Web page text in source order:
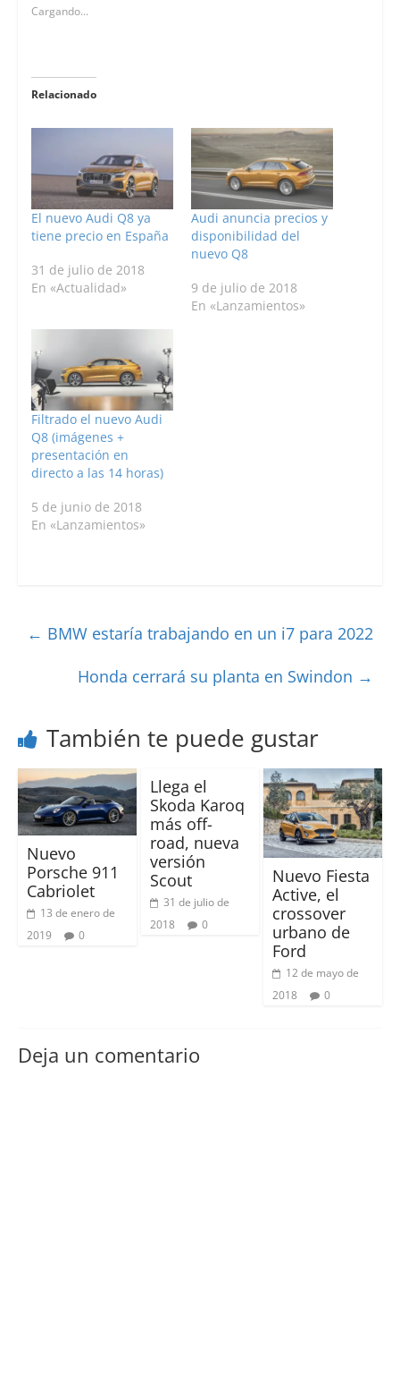
Cargando...
Relacionado
El nuevo Audi Q8 ya
tiene precio en España
31 de julio de 2018
En «Actualidad»
Audi anuncia precios y
disponibilidad del
nuevo Q8
9 de julio de 2018
En «Lanzamientos»
Filtrado el nuevo Audi
Q8 (imágenes +
presentación en
directo a las 14 horas)
5 de junio de 2018
En «Lanzamientos»
← BMW estaría trabajando en un i7 para 2022
Honda cerrará su planta en Swindon →
También te puede gustar
Nuevo
Porsche 911
Cabriolet
13 de enero de
2019
0
Llega el
Skoda Karoq
más off-
road, nueva
versión
Scout
31 de julio de
2018
0
Nuevo Fiesta
Active, el
crossover
urbano de
Ford
12 de mayo de
2018
0
Deja un comentario